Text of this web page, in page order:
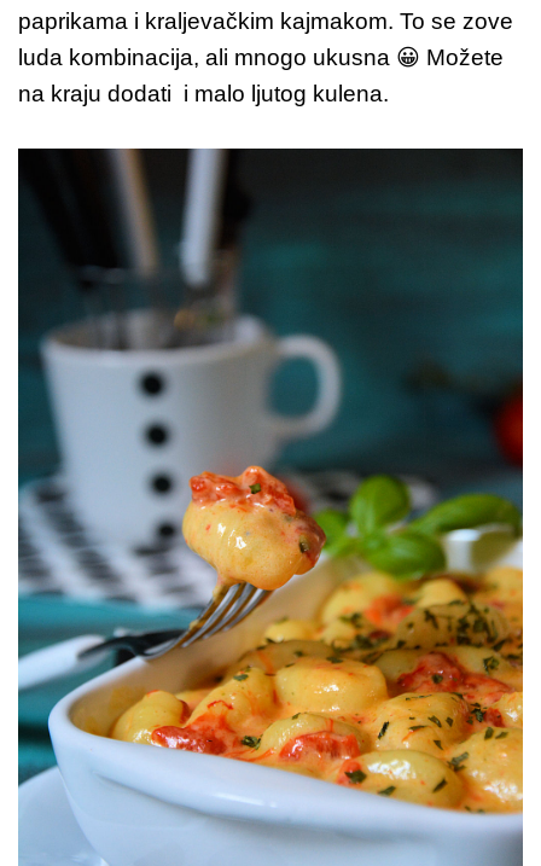
paprikama i kraljevačkim kajmakom. To se zove
luda kombinacija, ali mnogo ukusna 😀 Možete
na kraju dodati i malo ljutog kulena.